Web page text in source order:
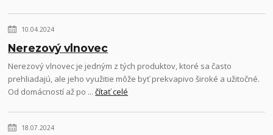
10.04.2024
Nerezový vlnovec
Nerezový vlnovec je jedným z tých produktov, ktoré sa často
prehliadajú, ale jeho využitie môže byť prekvapivo široké a užitočné.
Od domácností až po ...čítať celé
18.07.2024